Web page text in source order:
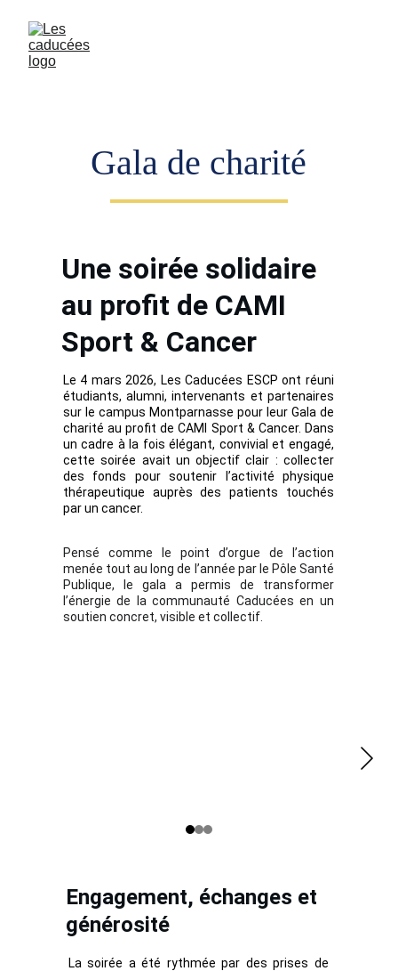
Gala de charité
Une soirée solidaire
au profit de CAMI
Sport & Cancer
Le 4 mars 2026, Les Caducées ESCP ont réuni
étudiants, alumni, intervenants et partenaires
sur le campus Montparnasse pour leur Gala de
charité au profit de CAMI Sport & Cancer. Dans
un cadre à la fois élégant, convivial et engagé,
cette soirée avait un objectif clair : collecter
des fonds pour soutenir l’activité physique
thérapeutique auprès des patients touchés
par un cancer.
Pensé comme le point d’orgue de l’action
menée tout au long de l’année par le Pôle Santé
Publique, le gala a permis de transformer
l’énergie de la communauté Caducées en un
soutien concret, visible et collectif.
Engagement, échanges et
générosité
La soirée a été rythmée par des prises de